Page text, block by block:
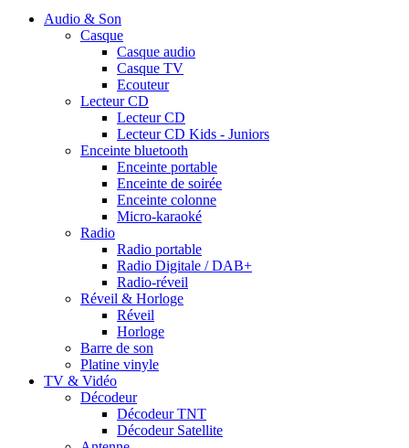
Audio & Son
Casque
Casque audio
Casque TV
Ecouteur
Lecteur CD
Lecteur CD
Lecteur CD Kids - Juniors
Enceinte bluetooth
Enceinte portable
Enceinte de soirée
Enceinte colonne
Micro-karaoké
Radio
Radio portable
Radio Digitale / DAB+
Radio-réveil
Réveil & Horloge
Réveil
Horloge
Barre de son
Platine vinyle
TV & Vidéo
Décodeur
Décodeur TNT
Décodeur Satellite